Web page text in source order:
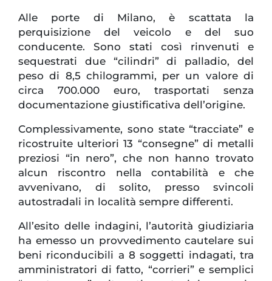
Alle porte di Milano, è scattata la
perquisizione del veicolo e del suo
conducente. Sono stati così rinvenuti e
sequestrati due “cilindri” di palladio, del
peso di 8,5 chilogrammi, per un valore di
circa 700.000 euro, trasportati senza
documentazione giustificativa dell’origine.
Complessivamente, sono state “tracciate” e
ricostruite ulteriori 13 “consegne” di metalli
preziosi “in nero”, che non hanno trovato
alcun riscontro nella contabilità e che
avvenivano, di solito, presso svincoli
autostradali in località sempre differenti.
All’esito delle indagini, l’autorità giudiziaria
ha emesso un provvedimento cautelare sui
beni riconducibili a 8 soggetti indagati, tra
amministratori di fatto, “corrieri” e semplici